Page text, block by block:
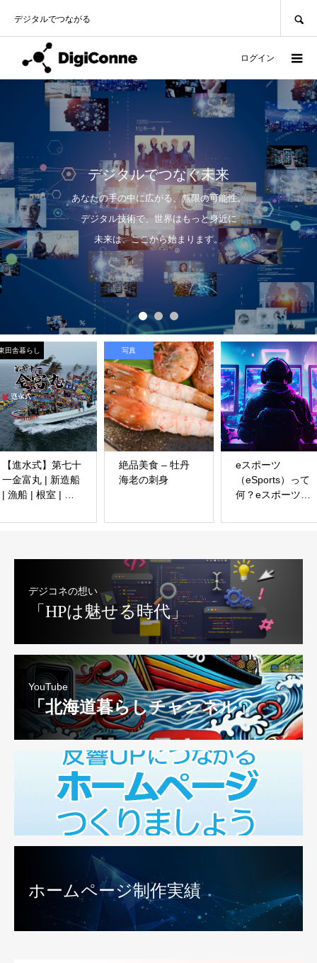
デジタルでつながる
ログイン
デジタルでつなぐ未来
あなたの手の中に広がる、無限の可能性。
デジタル技術で、世界はもっと身近に
未来は、ここから始まります。
田舎暮らし
【進水式】第七十
一金富丸 | 新造船
| 漁船 | 根室 | 漁
Japanese fishing
写真
絶品美食 – 牡丹
海老の刺身
eスポーツ
（eSports）って
何？eスポーツ
チプレイヤーゲー
戦が世界中で開催
されています。
デジコネの想い
「HPは魅せる時代」
YouTube
「北海道暮らしチャンネル」
ホームページ制作実績